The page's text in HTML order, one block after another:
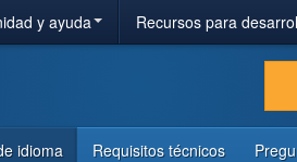
y ayuda Recursos para
idioma Requisitos técnicos